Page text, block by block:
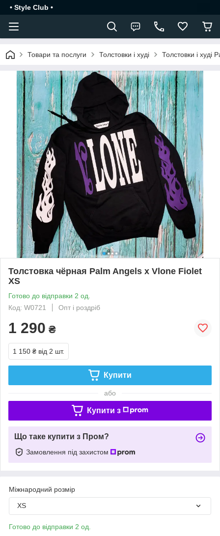
• Style Club •
Товари та послуги Толстовки і худі Толстовки і худі
Толстовка чёрная Palm Angels x Vlone Fiolet
XS
Готово до відправки 2 од.
Код: W0721
Опт і роздріб
1 290 ₴
1 150 ₴ від 2 шт.
Купити
або
Купити з
Що таке купити з Пром?
Замовлення під захистом
Міжнародний розмір
XS
Готово до відправки 2 од.